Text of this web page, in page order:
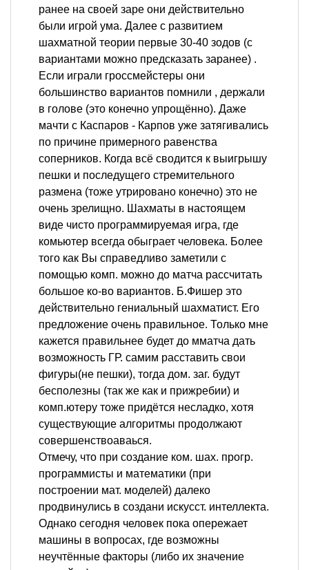
ранее на своей заре они действительно
были игрой ума. Далее с развитием
шахматной теории первые 30-40 зодов (с
вариантами можно предсказать заранее) .
Если играли гроссмейстеры они
большинство вариантов помнили , держали
в голове (это конечно упрощённо). Даже
мачти с Каспаров - Карпов уже затягивались
по причине примерного равенства
соперников. Когда всё сводится к выигрышу
пешки и последущего стремительного
размена (тоже утрировано конечно) это не
очень зрелищно. Шахматы в настоящем
виде чисто программируемая игра, где
комьютер всегда обыграет человека. Более
того как Вы справедливо заметили с
помощью комп. можно до матча рассчитать
большое ко-во вариантов. Б.Фишер это
действительно гениальный шахматист. Его
предложение очень правильное. Только мне
кажется правильнее будет до мматча дать
возможность ГР. самим расставить свои
фигуры(не пешки), тогда дом. заг. будут
бесполезны (так же как и прижребии) и
комп.ютеру тоже придётся несладко, хотя
существующие алгоритмы продолжают
совершенствоаваься.
Отмечу, что при создание ком. шах. прогр.
программисты и математики (при
построении мат. моделей) далеко
продвинулись в создани искусст. интеллекта.
Однако сегодня человек пока опережает
машины в вопросах, где возможны
неучтённые факторы (либо их значение